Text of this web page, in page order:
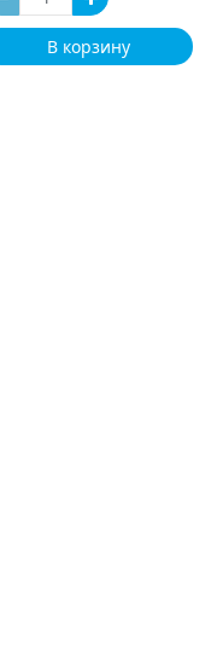
В корзину